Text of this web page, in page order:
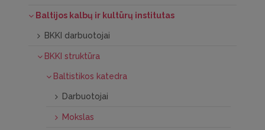
Baltijos kalbų ir kultūrų institutas
BKKI darbuotojai
BKKI struktūra
Baltistikos katedra
Darbuotojai
Mokslas